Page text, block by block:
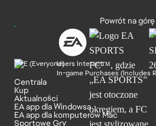
Powrót na górę
Users Interact
In-game Purchases (Includes
Centrala
Kup
Aktualności
EA app dla Windowsa
EA app dla komputerów Mac
Sportowe Gry